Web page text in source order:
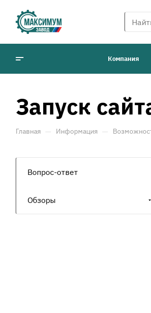
Компания
Запуск
Главная — Информация —
Вопрос-ответ
Обзоры